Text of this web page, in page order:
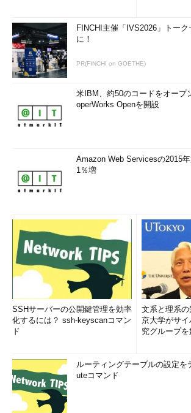
FINCHI主催「IVS2026」トー
に！
PR(FINCHI on GOETHE)
米IBM、約50のコードをオープ
operWorks Openを開設
Amazon Web Servicesの2015
1％増
SSHサーバーの公開鍵管理を効率
化するには？ ssh-keyscanコマン
ド
文系と理系
京大学がサ
究グループを
ルーティングテーブルの設定を
uteコマンド